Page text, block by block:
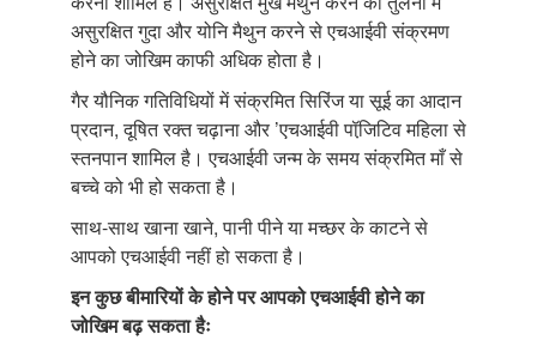
असुरक्षित गुदा और योनि मैथुन करने से एचआईवी संक्रमण
होने का जोखिम काफी अधिक होता है।
गैर यौनिक गतिविधियों में संक्रमित सिरिंज या सूई का आदान
प्रदान, दूषित रक्त चढ़ाना और ’एचआईवी पॉजि़टिव महिला से
स्तनपान शामिल है। एचआईवी जन्म के समय संक्रमित माँ से
बच्चे को भी हो सकता है।
साथ-साथ खाना खाने, पानी पीने या मच्छर के काटने से
आपको एचआईवी नहीं हो सकता है।
इन कुछ बीमारियों के होने पर आपको एचआईवी होने का
जोखिम बढ़ सकता हैः